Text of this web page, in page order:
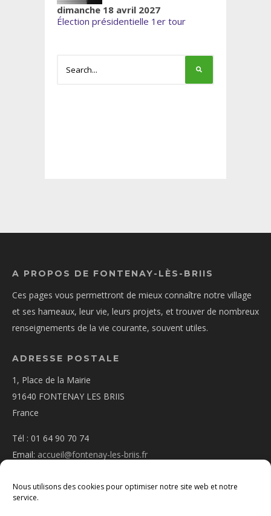
Nous utilisons des cookies pour optimiser notre site web et notre
service.
dimanche 18 avril 2027
Élection présidentielle 1er tour
A PROPOS DE FONTENAY-LÈS-BRIIS
Ces pages vous permettront de mieux connaître notre village
et ses hameaux, leur vie, leurs projets, et trouver de nombreux
renseignements de la vie courante, souvent utiles.
ADRESSE POSTALE
1, Place de la Mairie
91640 FONTENAY LES BRIIS
France
Tél : 01 64 90 70 74
Email: accueil@fontenay-les-briis.fr